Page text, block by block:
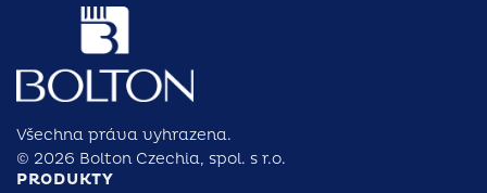
Všechna práva vyhrazena.
© 2026 Bolton Czechia, spol. s r.o.
PRODUKTY